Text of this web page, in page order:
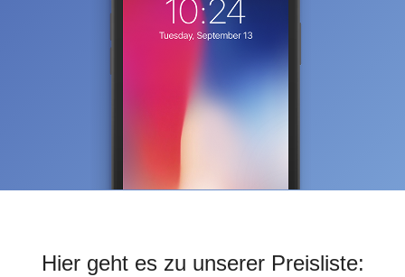
Hier geht es zu unserer Preisliste: